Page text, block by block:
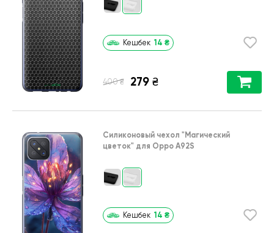
Кешбек 14 ₴
400 ₴ 279 ₴
Силиконовый чехол "Магический
цветок" для Oppo A92S
Кешбек 14 ₴